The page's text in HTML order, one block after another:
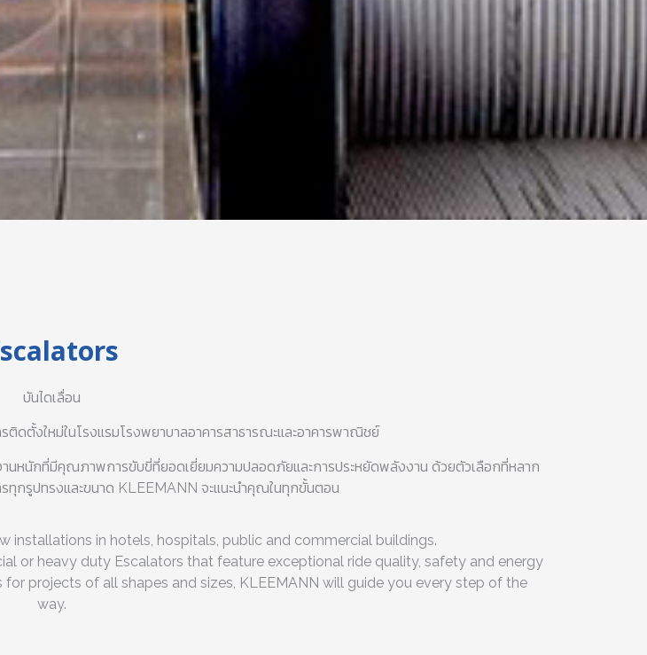
บันไดเลื่อน
ดตั้งใหม่ในโรงแรมโรงพยาบาลอาคารสาธารณะและอาคารพาณิชย์
นหนักที่มีคุณภาพการขับขี่ที่ยอดเยี่ยมความปลอดภัยและการประหยัดพลังงาน ด้วยตัวเลือกที่หลาก
ทุกรูปทรงและขนาด KLEEMANN จะแนะนำคุณในทุกขั้นตอน
installations in hotels, hospitals, public and commercial buildings.
or heavy duty Escalators that feature exceptional ride quality, safety and energy
projects of all shapes and sizes, KLEEMANN will guide you every step of the
way.